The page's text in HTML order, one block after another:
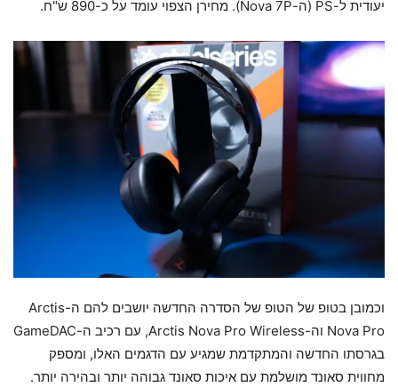
יעודית ל-PS (ה-Nova 7P). מחירן הצפוי עומד על כ-890 ש"ח.
וכמובן בטופ של הטופ של הסדרה החדשה יושבים להם ה-Arctis
Nova Pro וה-Arctis Nova Pro Wireless, עם רכיב ה-GameDAC
בגרסתו החדשה והמתקדמת שמגיע עם הדגמים האלו, ומספק
מחווית סאונד מושלמת עם איכות סאונד גבוהה יותר ובהירה יותר.